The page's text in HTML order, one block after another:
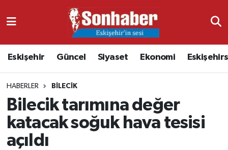
Eskişehir Güncel Siyaset Ekonomi
HABERLER BILECIK
Bilecik tarımına değer
katacak soğuk hava tesisi
açıldı
Ekonomi
Güncel
Kültür & Sanat
Nöbetçi Eczaneler
Namaz Vakitleri
Trafik Durumu
Süper Lig Puan Durumu ve Fikstür